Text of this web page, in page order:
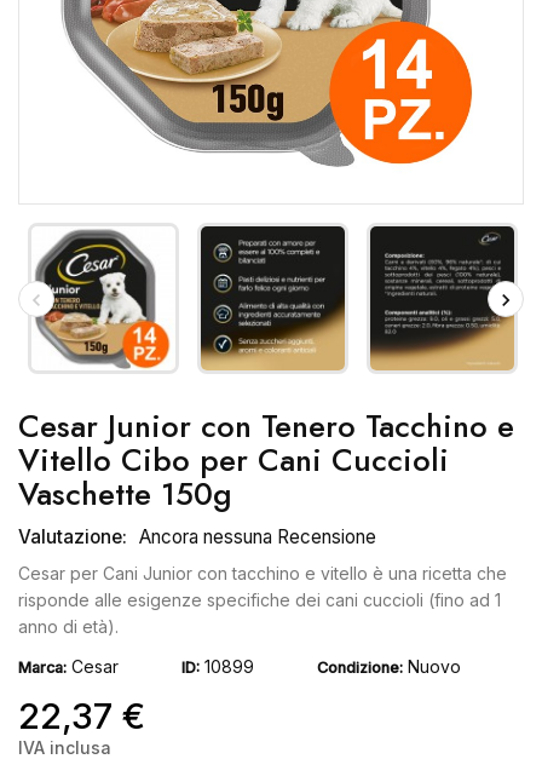
Cesar Junior con Tenero Tacchino e
Vitello Cibo per Cani Cuccioli
Vaschette 150g
Valutazione: Ancora nessuna Recensione
Cesar per Cani Junior con tacchino e vitello è una ricetta che
risponde alle esigenze specifiche dei cani cuccioli (fino ad 1
anno di età).
Marca: Cesar ID: 10899 Condizione: Nuovo
22,37 €
IVA inclusa